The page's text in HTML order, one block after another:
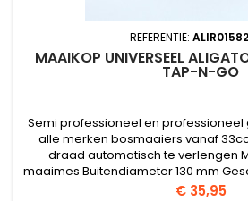
REFERENTIE:
MAAIKOP UNIVERSEEL
TAP-N-GO
Semi professioneel en professioneel
alle merken bosmaaiers vanaf
draad automatisch te verlengen
maaimes Buitendiameter 130 mm
2.0mm, 2.4mm, 2.7mm,
Prijs
€ 35,95